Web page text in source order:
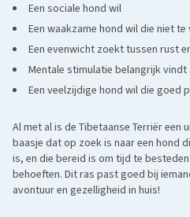
Een sociale hond wil
Een waakzame hond wil die niet
Een evenwicht zoekt tussen rust
Mentale stimulatie belangrijk vindt
Een veelzijdige hond wil die goed
Al met al is de Tibetaanse Terriër een
baasje dat op zoek is naar een hond
is, en die bereid is om tijd te
behoeften. Dit ras past goed bij
avontuur en gezelligheid in huis!